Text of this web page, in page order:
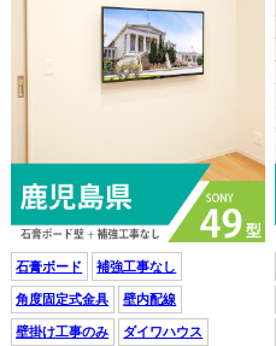
石膏ボード 補強工事なし
角度固定式金具 壁内配線
壁掛け工事のみ ダイワハウス